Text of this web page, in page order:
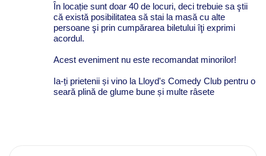
În locație sunt doar 40 de locuri, deci trebuie sa ştii
că există posibilitatea să stai la masă cu alte
persoane şi prin cumpărarea biletului îţi exprimi
acordul.
Acest eveniment nu este recomandat minorilor!
Ia-ți prietenii și vino la Lloyd's Comedy Club pentru o
seară plină de glume bune și multe râsete